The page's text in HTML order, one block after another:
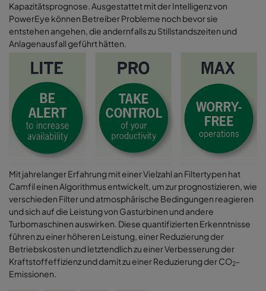
Kapazitätsprognose. Ausgestattet mit der Intelligenz von
PowerEye können Betreiber Probleme noch bevor sie
entstehen angehen, die andernfalls zu Stillstandszeiten und
Anlagenausfall geführt hätten.
Mit jahrelanger Erfahrung mit einer Vielzahl an Filtertypen hat
Camfil einen Algorithmus entwickelt, um zur prognostizieren, wie
verschieden Filter und atmosphärische Bedingungen reagieren
und sich auf die Leistung von Gasturbinen und andere
Turbomaschinen auswirken. Diese quantifizierten Erkenntnisse
führen zu einer höheren Leistung, einer Reduzierung der
Betriebskosten und letztendlich zu einer Verbesserung der
Kraftstoffeffizienz und damit zu einer Reduzierung der CO2-
Emissionen.